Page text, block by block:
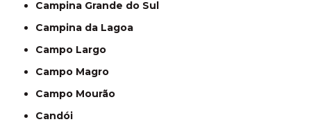
Campina Grande do Sul
Campina da Lagoa
Campo Largo
Campo Magro
Campo Mourão
Candói